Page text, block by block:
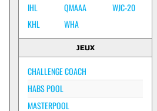
IHL
KHL
QMAAA
WHA
WJC-20
JEUX
CHALLENGE COACH
HABS POOL
MASTERPOOL